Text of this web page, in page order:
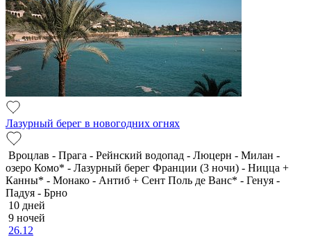
Лазурный берег в новогодних огнях
Вроцлав - Прага - Рейнский водопад - Люцерн - Милан -
озеро Комо* - Лазурный берег Франции (3 ночи) - Ницца +
Канны* - Монако - Антиб + Сент Поль де Ванс* - Генуя -
Падуя - Брно
10 дней
9 ночей
26.12